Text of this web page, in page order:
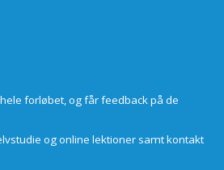
forløbet, og får feedback på de
og online lektioner samt kontakt